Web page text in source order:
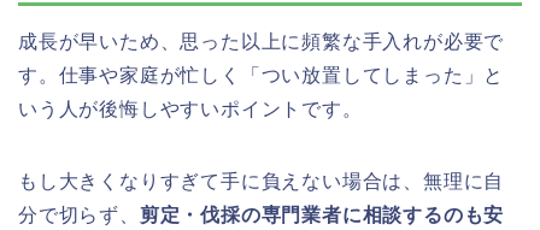
成長が早いため、思った以上に頻繁な手入れが必要で
す。仕事や家庭が忙しく「つい放置してしまった」と
いう人が後悔しやすいポイントです。
もし大きくなりすぎて手に負えない場合は、無理に自
分で切らず、 剪定・伐採の専門業者に相談するのも安